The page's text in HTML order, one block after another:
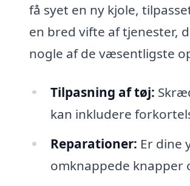
få syet en ny kjole,
en bred vifte af tjenester,
nogle af de væsentligste
Tilpasning af tøj:
kan inkludere
Reparationer: Er dine
omknappede knapper